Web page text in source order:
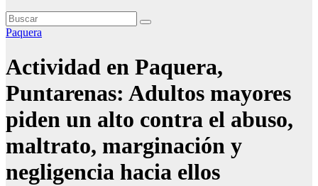
Paquera
Actividad en Paquera,
Puntarenas: Adultos mayores
piden un alto contra el abuso,
maltrato, marginación y
negligencia hacia ellos